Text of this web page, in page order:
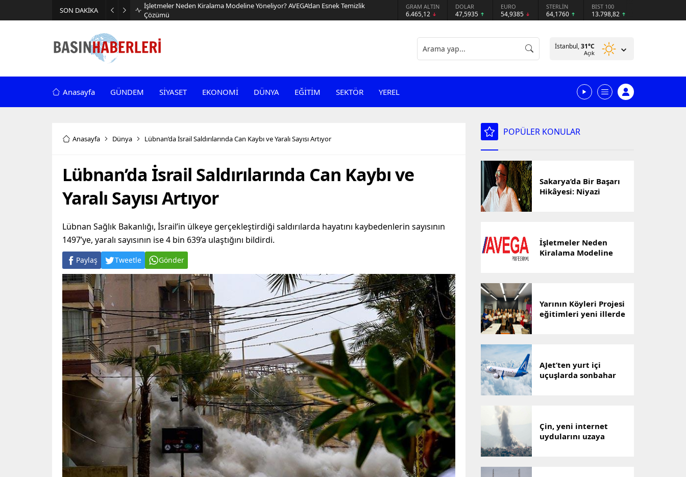
SON DAKİKA
İşletmeler Neden Kiralama Modeline Yöneliyor? AVEGA’dan Esnek Temizlik
Çözümü
GRAM ALTIN
6.465,12
DOLAR
47,5935
EURO
54,9385
STERLİN
64,1760
BIST 100
13.798,82
İstanbul,31°C
Açık
Anasayfa GÜNDEM SİYASET EKONOMİ DÜNYA EĞİTİM SEKTÖR YEREL
Anasayfa Dünya Lübnan’da İsrail Saldırılarında Can Kaybı ve Yaralı Sayısı Artıyor
Lübnan’da İsrail Saldırılarında Can Kaybı ve
Yaralı Sayısı Artıyor
Lübnan Sağlık Bakanlığı, İsrail’in ülkeye gerçekleştirdiği saldırılarda hayatını kaybedenlerin sayısının
1497’ye, yaralı sayısının ise 4 bin 639’a ulaştığını bildirdi.
Paylaş Tweetle Gönder
POPÜLER KONULAR
Sakarya’da Bir Başarı
Hikâyesi: Niyazi
İşletmeler Neden
Kiralama Modeline
Yarının Köyleri Projesi
eğitimleri yeni illerde
AJet’ten yurt içi
uçuşlarda sonbahar
Çin, yeni internet
uydularını uzaya